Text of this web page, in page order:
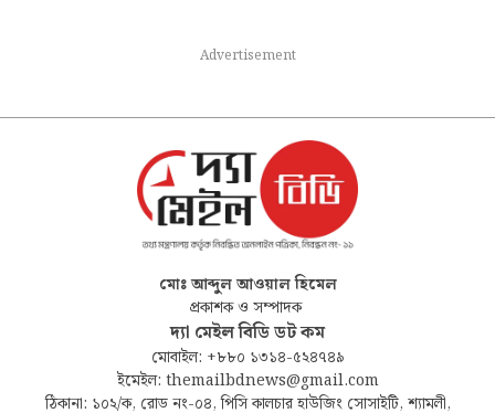
Advertisement
মোঃ আব্দুল আওয়াল হিমেল
প্রকাশক ও সম্পাদক
দ্যা মেইল বিডি ডট কম
মোবাইল: +৮৮০ ১৩১৪-৫২৪৭৪৯
ইমেইল: themailbdnews@gmail.com
ঠিকানা: ১০২/ক, রোড নং-০৪, পিসি কালচার হাউজিং সোসাইটি, শ্যামলী,